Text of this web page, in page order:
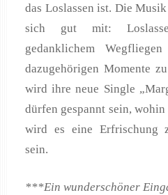
das Loslassen ist. Die
sich gut mit:
gedanklichem
dazugehörigen Momente
wird ihre neue Single
dürfen gespannt sein,
wird es eine Erfrischung
sein.
***Ein wunderschöner